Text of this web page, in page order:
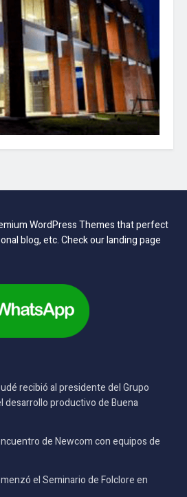
WordPress Themes that perfect
blog, etc. Check our landing page
recibió al presidente del Grupo
desarrollo productivo de Buena
de Newcom con equipos de
el Seminario de Folclore en